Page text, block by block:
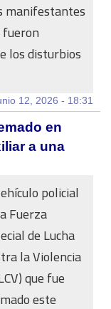
manifestantes
los disturbios
12, 2026 - 18:31
en
a una
policial
Fuerza
de Lucha
la Violencia
que fue
este